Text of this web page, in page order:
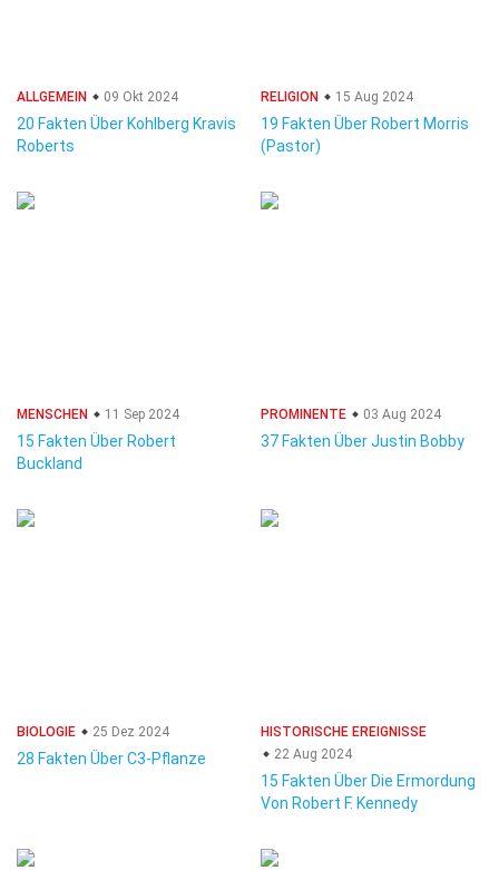
ALLGEMEIN 09 Okt 2024
20 Fakten Über Kohlberg Kravis
Roberts
RELIGION 15 Aug 2024
19 Fakten Über Robert Morris
(Pastor)
MENSCHEN 11 Sep 2024
15 Fakten Über Robert
Buckland
PROMINENTE 03 Aug 2024
37 Fakten Über Justin Bobby
BIOLOGIE 25 Dez 2024
28 Fakten Über C3-Pflanze
HISTORISCHE EREIGNISSE
22 Aug 2024
15 Fakten Über Die Ermordung
Von Robert F. Kennedy